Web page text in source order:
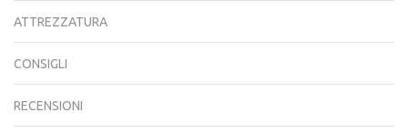
ATTREZZATURA
CONSIGLI
RECENSIONI